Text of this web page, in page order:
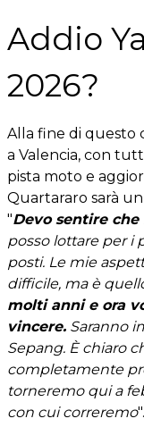
Addio
2026?
Alla fine di questo
a Valencia, con
pista moto e
Quartararo sarà
"Devo sentire
posso lottare per i
posti. Le mie
difficile, ma è
molti anni e ora
vincere. Saranno
Sepang. È chiaro
completamente
torneremo qui a
con cui correremo".